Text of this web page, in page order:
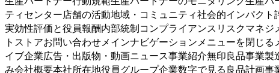
ティセンター店舗の活動地域・コミュニティ社会的インパク
実効性評価と役員報酬内部統制コンプライアンスリスクマネ
トストアお問い合わせメインナビゲーションメニューを閉じる
イブ企業広告・出版物・動画ニュース事業紹介無印良品事業
み会社概要本社所在地役員グループ企業数字で見る良品計画